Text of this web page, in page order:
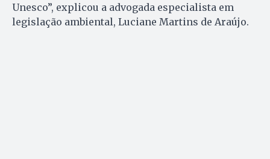
Unesco”, explicou a advogada especialista em
legislação ambiental, Luciane Martins de Araújo.